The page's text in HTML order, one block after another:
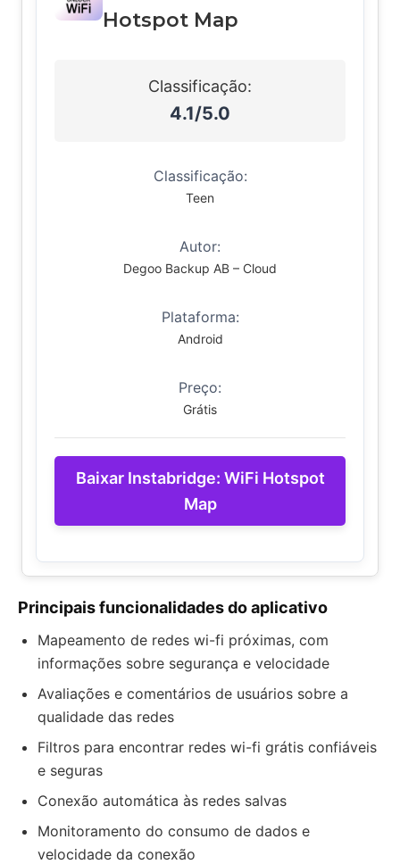
Hotspot Map
Classificação:
4.1/5.0
Classificação:
Teen
Autor:
Degoo Backup AB – Cloud
Plataforma:
Android
Preço:
Grátis
Baixar Instabridge: WiFi Hotspot
Map
Principais funcionalidades do aplicativo
Mapeamento de redes wi-fi próximas, com
informações sobre segurança e velocidade
Avaliações e comentários de usuários sobre a
qualidade das redes
Filtros para encontrar redes wi-fi grátis confiáveis
e seguras
Conexão automática às redes salvas
Monitoramento do consumo de dados e
velocidade da conexão